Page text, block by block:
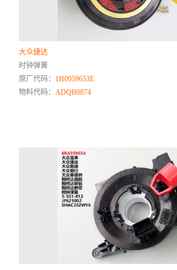
大众捷达
时钟弹簧
原厂代码： 1H0959653E
物料代码： ADQB0874